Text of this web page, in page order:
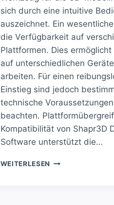
sich durch eine intuitive
auszeichnet. Ein
die Verfügbarkeit auf
Plattformen. Dies
auf unterschiedlichen
arbeiten. Für einen
Einstieg sind jedoch
technische
beachten.
Kompatibilität von Shapr3D
Software unterstützt die…
WEITERLESEN ENTDECKE